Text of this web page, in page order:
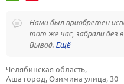
Нами был приобретен
тот же час, забрали без
Вывод.
Челябинская область,
Аша город, Озимина улица, 30